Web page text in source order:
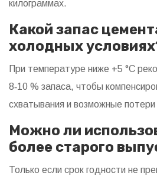
килограммах.
Какой запас
холодных
При температуре ниже +5 °C
8‑10 % запаса, чтобы
схватывания и возможные потери
Можно ли
более старого
Только если срок годности не